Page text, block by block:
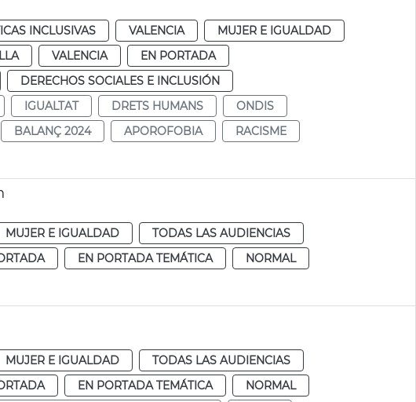
INCLUSIVAS VALENCIA
MUJER E IGUALDAD
VALENCIA
EN PORTADA
DERECHOS SOCIALES E INCLUSIÓN
IGUALTAT DRETS HUMANS
ONDIS
BALANÇ 2024 APOROFOBIA
RACISME
MUJER E IGUALDAD
TODAS LAS AUDIENCIAS
EN PORTADA TEMÁTICA
NORMAL
MUJER E IGUALDAD
TODAS LAS AUDIENCIAS
EN PORTADA TEMÁTICA
NORMAL